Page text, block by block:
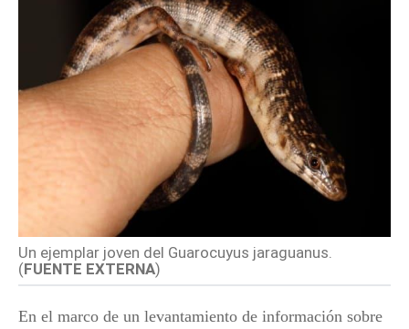
Un ejemplar joven del Guarocuyus jaraguanus.
(FUENTE EXTERNA)
En el marco de un levantamiento de información sobre